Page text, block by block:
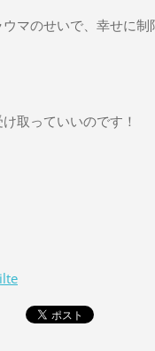
マのせいで、幸せに制
取っていいのです！